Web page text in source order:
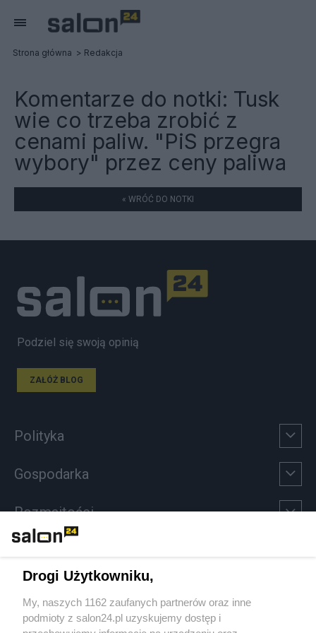
Strona główna Redakcja
Komentarze do notki: Tusk
wie co trzeba zrobić z
cenami paliw. "PiS przegra
wybory" przez ceny paliwa
« WRÓĆ DO NOTKI
Podziel się swoją opinią
ZAŁÓŻ BLOG
Polityka
Gospodarka
Rozmaitości
Sport
Społeczeństwo
Drogi Użytkowniku,
My, naszych 1162 zaufanych partnerów oraz inne
podmioty z salon24.pl uzyskujemy dostęp i